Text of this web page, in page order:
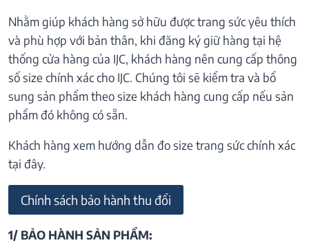
Nhằm giúp khách hàng sở hữu được trang sức yêu thích
và phù hợp với bản thân, khi đăng ký giữ hàng tại hệ
thống cửa hàng của IJC, khách hàng nên cung cấp thông
số size chính xác cho IJC. Chúng tôi sẽ kiểm tra và bổ
sung sản phẩm theo size khách hàng cung cấp nếu sản
phẩm đó không có sẵn.
Khách hàng xem hướng dẫn đo size trang sức chính xác
tại đây.
Chính sách bảo hành thu đổi
1/ BẢO HÀNH SẢN PHẨM: